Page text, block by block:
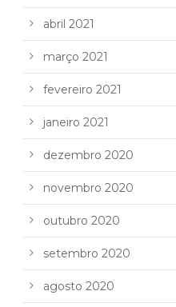
abril 2021
março 2021
fevereiro 2021
janeiro 2021
dezembro 2020
novembro 2020
outubro 2020
setembro 2020
agosto 2020